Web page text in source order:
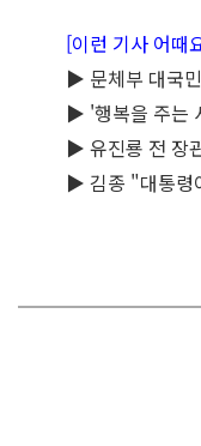
[이런 기사 어때
▶ 문체부 대국
▶ '행복을 주는
▶ 유진룡 전 장
▶ 김종 "대통령